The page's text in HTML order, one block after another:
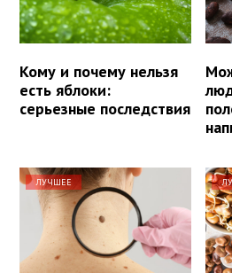
Кому и почему нельзя
есть яблоки:
серьезные последствия
ЛУЧШЕЕ